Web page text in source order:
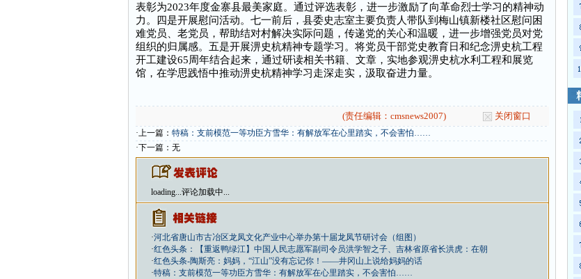
表彰为2023年度金寨县最美家庭。通过评选表彰，进一步激励了向革命烈士学习的精神动
力。四是开展慰问活动。七一前后，县委史志室主要负责人带队到梅山镇新楼社区慰问困
难党员、老党员，帮助结对村解决实际问题，传递党的关心和温暖，进一步增强党员对党
组织的归属感。五是开展淠史杭精神专题学习。将党员干部党史教育日和纪念淠史杭工程
开工建设65周年结合起来，通过研读相关书籍、文章，实地参观淠史杭水利工程和展览
馆，在学思践悟中推动淠史杭精神学习走深走实，汲取奋进力量。
(责任编辑：cmsnews2007) 关闭窗口
·上一篇： 特稿：支前模范一等功臣方雪华：有解放军在心里踏实，不会害怕……
·下一篇：无
loading...评论加载中...
·河北省唐山市古冶区龙凤文化产业中心举办第十届龙凤节研讨会（组图）
·红色头条：【重返鸭绿江】中国人民志愿军副司令员洪学智之子、吉林省原省长洪虎：在朝
·红色头条-陶斯亮：妈妈，“江山”没有忘记你！——井冈山上说给妈妈的话
·特稿：支前模范一等功臣方雪华：有解放军在心里踏实，不会害怕……